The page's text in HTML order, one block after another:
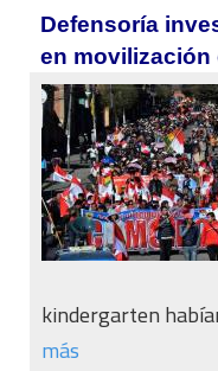
Defensoría
en movilización
kindergarten
más